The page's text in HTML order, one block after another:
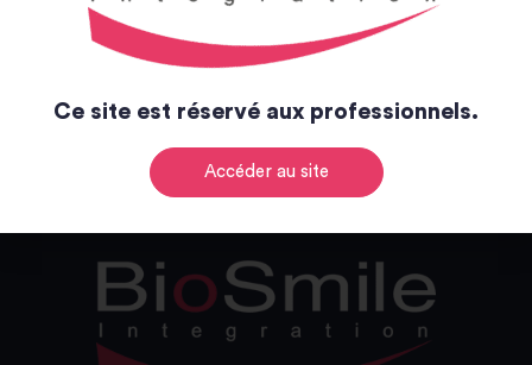
Notice et catalogue
Catalogue
Ce site est réservé aux professionnels.
Accéder au site